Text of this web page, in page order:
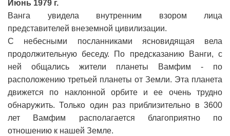
Июнь 1979 г.
Ванга увидела внутренним взором лица
представителей внеземной цивилизации.
С небесными посланниками ясновидящая вела
продолжительную беседу. По предсказанию Ванги, с
ней общались жители планеты Вамфим - по
расположению третьей планеты от Земли. Эта планета
движется по наклонной орбите и ее очень трудно
обнаружить. Только один раз приблизительно в 3600
лет Вамфим располагается благоприятно по
отношению к нашей Земле.